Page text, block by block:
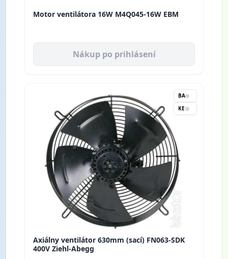
Motor ventilátora 16W M4Q045-16W EBM
Nákup po prihlásení
BA
KE
Axiálny ventilátor 630mm (sací) FN063-SDK
400V Ziehl-Abegg